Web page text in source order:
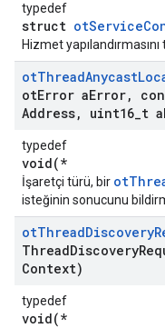
typedef
struct
Hizmet
otThreadAnycast
otError aError,
Address, uint16 t a
typedef
void(*
İşaretçi türü, bir
isteğinin sonucunu
otThreadDiscovery
ThreadDiscovery
Context)
typedef
void(*